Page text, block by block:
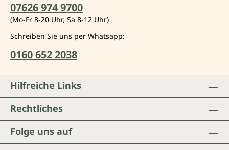
07626 974 9700
(Mo-Fr 8-20 Uhr, Sa 8-12 Uhr)
Schreiben Sie uns per Whatsapp:
0160 652 2038
Folge uns auf
Hilfreiche Links
Rechtliches